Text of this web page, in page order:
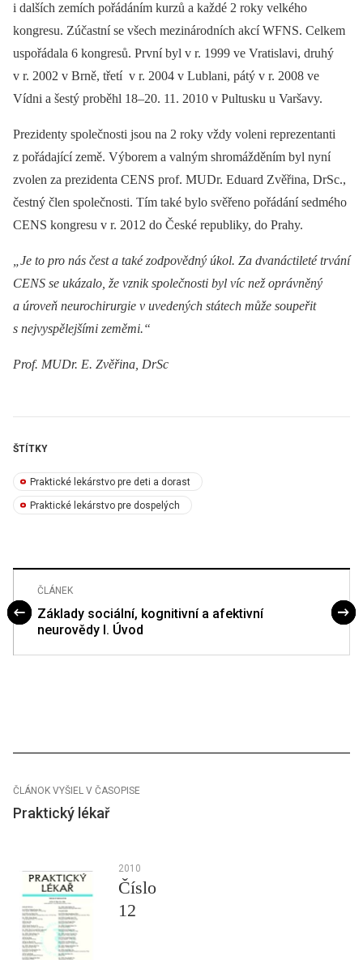
i dalších zemích pořádáním kurzů a každé 2 roky velkého
kongresu. Zúčastní se všech mezinárodních akcí WFNS. Celkem
uspořádala 6 kongresů. První byl v r. 1999 ve Vratislavi, druhý
v r. 2002 v Brně, třetí v r. 2004 v Lublani, pátý v r. 2008 ve
Vídni a šestý proběhl 18–20. 11. 2010 v Pultusku u Varšavy.
Prezidenty společnosti jsou na 2 roky vždy voleni reprezentanti
z pořádající země. Výborem a valným shromážděním byl nyní
zvolen za prezidenta CENS prof. MUDr. Eduard Zvěřina, DrSc.,
čestný člen společnosti. Tím také bylo svěřeno pořádání sedmého
CENS kongresu v r. 2012 do České republiky, do Prahy.
„Je to pro nás čest a také zodpovědný úkol. Za dvanáctileté trvání
CENS se ukázalo, že vznik společnosti byl víc než oprávněný
a úroveň neurochirurgie v uvedených státech může soupeřit
s nejvyspělejšími zeměmi.“
Prof. MUDr. E. Zvěřina, DrSc
ŠTÍTKY
Praktické lekárstvo pre deti a dorast
Praktické lekárstvo pre dospelých
ČLÁNEK
Základy sociální, kognitivní a afektivní
neurovědy I. Úvod
ČLÁNOK VYŠIEL V ČASOPISE
Praktický lékař
2010
Číslo
12